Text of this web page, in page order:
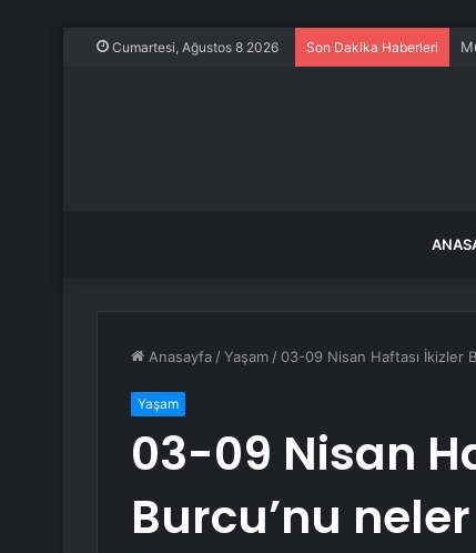
Cumartesi, Ağustos 8 2026 Son Dakika Haberleri
Anasayfa /Yaşam /03-09 Nisan Haftası İkizler
Yaşam
03-09 Nisan
Burcu’nu